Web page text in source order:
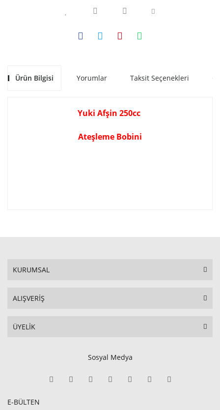
Ürün Bilgisi Yorumlar Taksit Seçenekleri
Yuki Afşin 250cc
Ateşleme Bobini
KURUMSAL
ALIŞVERİŞ
ÜYELİK
Sosyal Medya
E-BÜLTEN